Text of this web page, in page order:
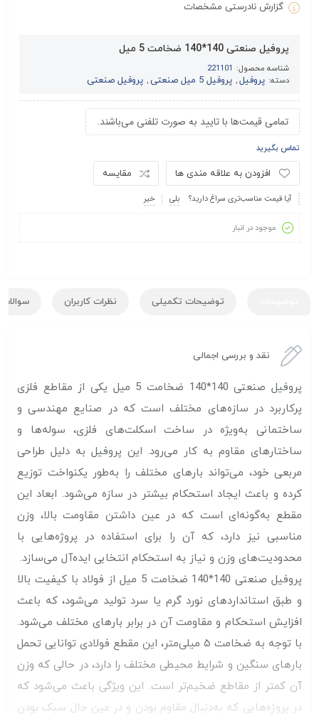
گزارش نادرستی مشخصات
پروفیل صنعتی 140*140 ضخامت 5 میل
شناسه محصول: 221101
دسته: پروفیل, پروفیل 5 میل صنعتی , پروفیل صنعتی
تمامی قیمت‌ها با تایید به صورت تلفنی می‌باشند.
تماس بگیرید
مقایسه افزودن به علاقه مندی ها
آیا قیمت مناسب‌تری سراغ دارید؟ بلی خیر
موجود در انبار
توضیحات تکمیلی نظرات کاربران سوالات
نقد و بررسی اجمالی
پروفیل صنعتی 140*140 ضخامت 5 میل یکی از مقاطع فلزی
پرکاربرد در سازه‌های مختلف است که در صنایع مهندسی و
ساختمانی به‌ویژه در ساخت اسکلت‌های فلزی، سوله‌ها و
ساختارهای مقاوم به کار می‌رود. این پروفیل به دلیل طراحی
مربعی خود، می‌تواند بارهای مختلف را به‌طور یکنواخت توزیع
کرده و باعث ایجاد استحکام بیشتر در سازه می‌شود. ابعاد این
مقطع به‌گونه‌ای است که در عین داشتن مقاومت بالا، وزن
مناسبی نیز دارد، که آن را برای استفاده در پروژه‌هایی با
محدودیت‌های وزن و نیاز به استحکام انتخابی ایده‌آل می‌سازد.
پروفیل صنعتی 140*140 ضخامت 5 میل از فولاد با کیفیت بالا
و طبق استانداردهای نورد گرم یا سرد تولید می‌شود، که باعث
افزایش استحکام و مقاومت آن در برابر بارهای مختلف می‌شود.
با توجه به ضخامت ۵ میلی‌متر، این مقطع فولادی توانایی تحمل
بارهای سنگین و شرایط محیطی مختلف را دارد، در حالی که وزن
آن کمتر از مقاطع ضخیم‌تر است. این ویژگی باعث می‌شود که
در پروژه‌هایی که به‌دنبال مقاوم بودن و در عین حال سبک بودن